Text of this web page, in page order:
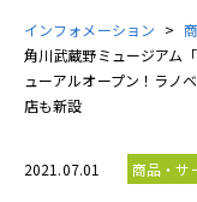
インフォメーション
角川武蔵野ミュージアム
ューアルオープン！ラノ
店も新設
2021.07.01 商品・サ